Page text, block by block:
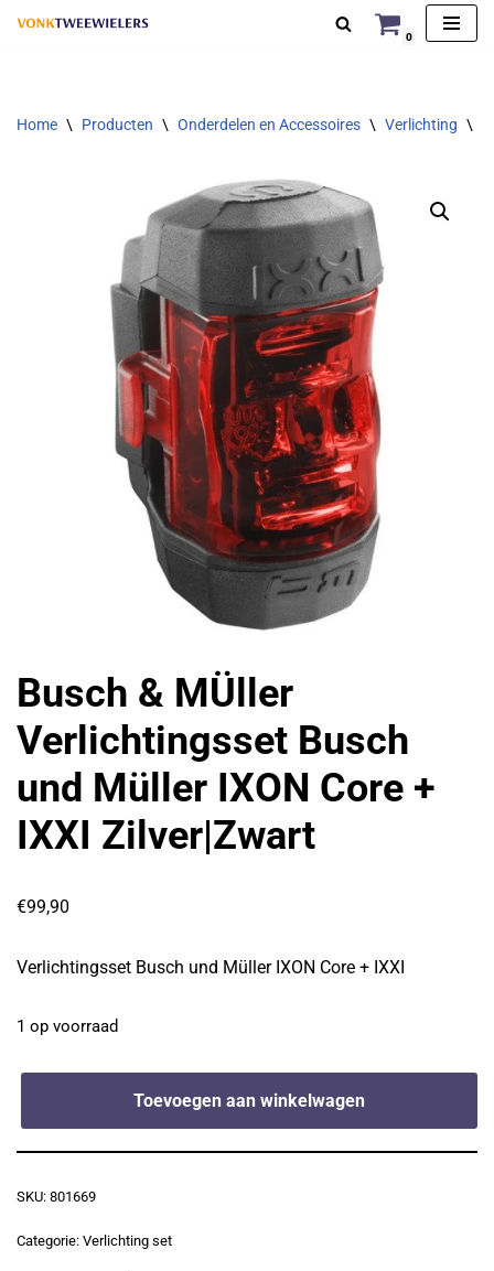
de
0
Home \ Producten \ Onderdelen en Accessoires \ Verlichting \
Busch & MÜller
Verlichtingsset Busch
und Müller IXON Core +
IXXI Zilver|Zwart
€99,90
Verlichtingsset Busch und Müller IXON Core + IXXI
1 op voorraad
Toevoegen aan winkelwagen
SKU: 801669
Categorie: Verlichting set